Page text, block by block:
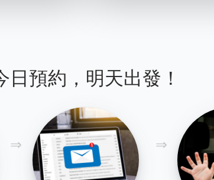
日預約，明天出發！